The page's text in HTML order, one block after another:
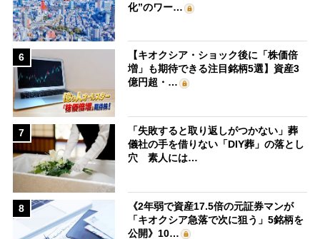
化”のワー…
6
【キオクシア・ショック後に「株価倍
増」も期待できる注目銘柄5選】資産3
億円超・…
7
「失敗すると取り返しがつかない」葬
儀社の手を借りない「DIY葬」の落とし
穴 素人には…
8
《2年弱で資産17.5倍の元証券マンが
「キオクシア急落で次に狙う」5銘柄を
公開》10…